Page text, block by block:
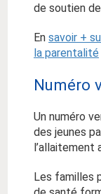
de soutien
En savoir +
la parentalité
Numéro
Un numéro
des jeunes
l’allaitement
Les familles